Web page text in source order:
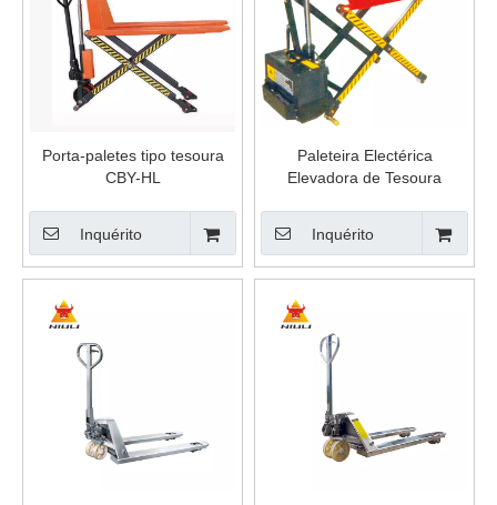
Porta-paletes tipo tesoura
CBY-HL
Inquérito
Paleteira Electérica
Elevadora de Tesoura
Inquérito